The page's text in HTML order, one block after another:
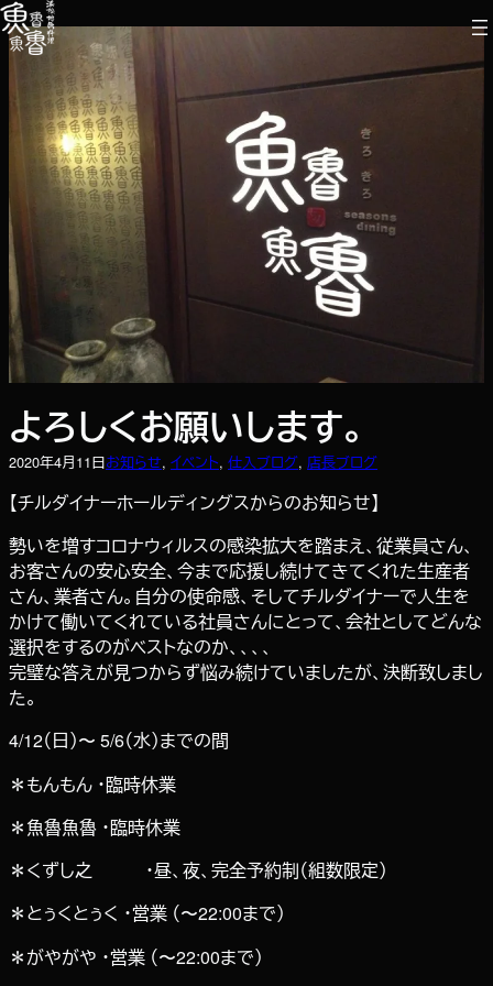
内
容
よろしくお願いします。
2020年4月11日お知らせ, イベント, 仕入ブログ, 店長ブログ
【チルダイナーホールディングスからのお知らせ】
勢いを増すコロナウィルスの感染拡大を踏まえ、従業員さん、
お客さんの安心安全、今まで応援し続けてきてくれた生産者
さん、業者さん。自分の使命感、そしてチルダイナーで人生を
かけて働いてくれている社員さんにとって、会社としてどんな
選択をするのがベストなのか、、、、
完璧な答えが見つからず悩み続けていましたが、決断致しまし
た。
4/12（日）〜 5/6（水）までの間
＊もんもん ・臨時休業
＊魚魯魚魯 ・臨時休業
＊くずし之 ・昼、夜、完全予約制（組数限定）
＊とぅくとぅく ・営業 （〜22:00まで）
＊がやがや ・営業 （〜22:00まで）